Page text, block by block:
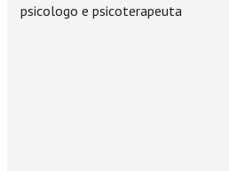
psicologo e psicoterapeuta